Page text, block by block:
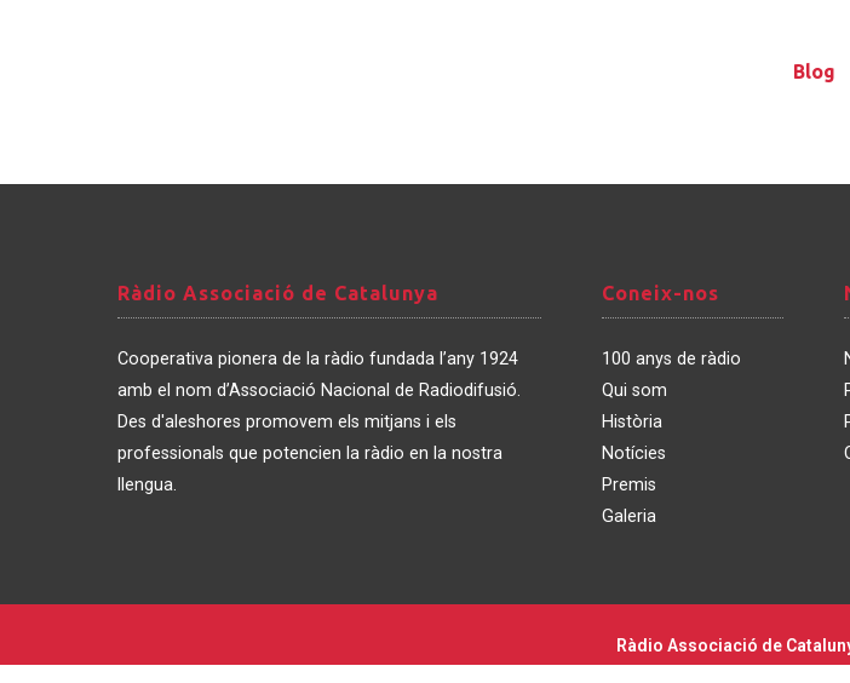
Blog
Blog
Ràdio
Associació
de
Catalunya
Ràdio Associació de Catalunya
Cooperativa pionera de la ràdio fundada l’any 1924
amb el nom d’Associació Nacional de Radiodifusió.
Des d'aleshores promovem els mitjans i els
professionals que potencien la ràdio en la nostra
llengua.
Coneix-
nos
Coneix-nos
100 anys de ràdio
Qui som
Història
Notícies
Premis
Galeria
Ràdio Associació de